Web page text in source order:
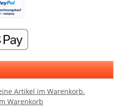
Artikel im Warenkorb.
Warenkorb